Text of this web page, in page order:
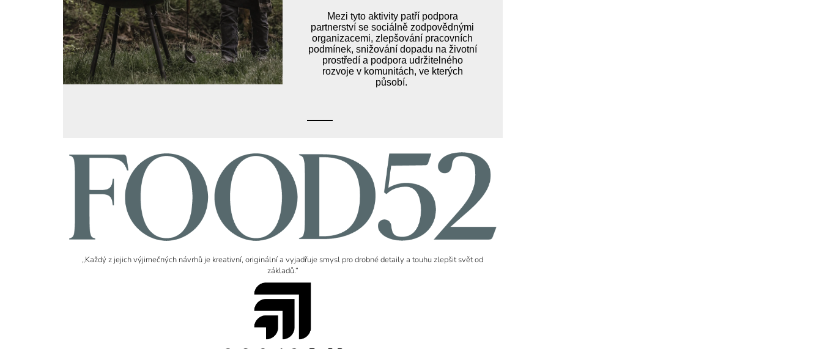
Mezi tyto aktivity patří podpora
partnerství se sociálně zodpovědnými
organizacemi, zlepšování pracovních
podmínek, snižování dopadu na životní
prostředí a podpora udržitelného
rozvoje v komunitách, ve kterých
působí.
„Každý z jejich výjimečných návrhů je kreativní, originální a vyjadřuje smysl pro drobné detaily a touhu zlepšit svět od
základů.“